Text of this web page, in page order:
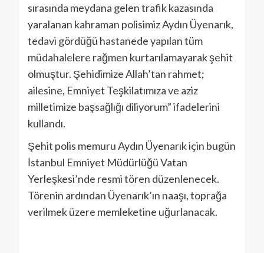
sırasında meydana gelen trafik kazasında
yaralanan kahraman polisimiz Aydın Üyenarık,
tedavi gördüğü hastanede yapılan tüm
müdahalelere rağmen kurtarılamayarak şehit
olmuştur. Şehidimize Allah’tan rahmet;
ailesine, Emniyet Teşkilatımıza ve aziz
milletimize başsağlığı diliyorum” ifadelerini
kullandı.
Şehit polis memuru Aydın Üyenarık için bugün
İstanbul Emniyet Müdürlüğü Vatan
Yerleşkesi’nde resmi tören düzenlenecek.
Törenin ardından Üyenarık’ın naaşı, toprağa
verilmek üzere memleketine uğurlanacak.